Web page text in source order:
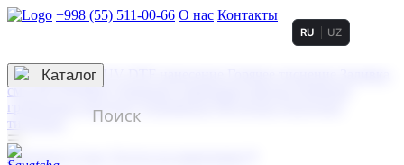
+998 (55) 511-00-66 О нас Контакты
3D гравировка
смолой (Doming)
гравировка твердая
тиснение
RU UZ
☰
Контакты
Каталог